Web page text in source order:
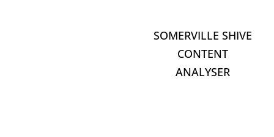
SOMERVILLE SHIVE
CONTENT
ANALYSER